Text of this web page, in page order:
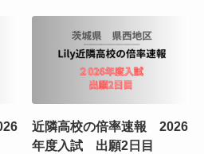
近隣高校の倍率速報 2026
年度入試 出願2日目